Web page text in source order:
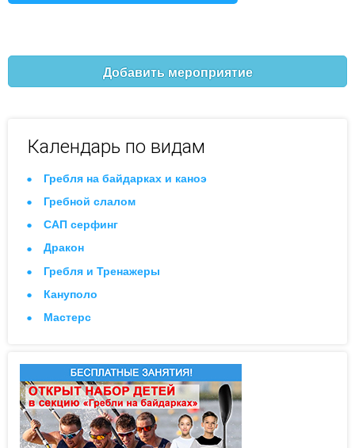
Добавить мероприятие
Календарь по видам
Гребля на байдарках и каноэ
Гребной слалом
САП серфинг
Дракон
Гребля и Тренажеры
Кануполо
Мастерс